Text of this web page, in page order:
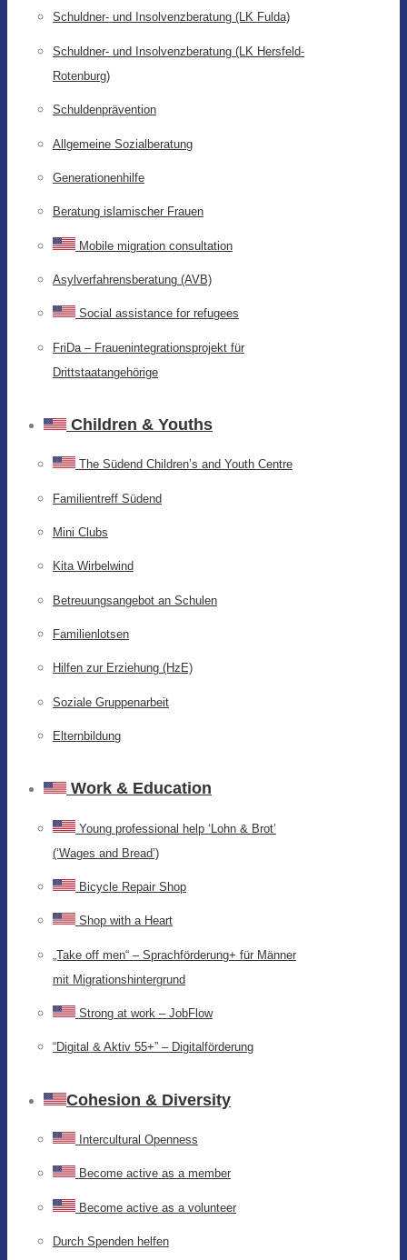
Schuldner- und Insolvenzberatung (LK Fulda)
Schuldner- und Insolvenzberatung (LK Hersfeld-
Rotenburg)
Schuldenprävention
Allgemeine Sozialberatung
Generationenhilfe
Beratung islamischer Frauen
Mobile migration consultation
Asylverfahrensberatung (AVB)
Social assistance for refugees
FriDa – Frauenintegrationsprojekt für
Drittstaatangehörige
Children & Youths
The Südend Children’s and Youth Centre
Familientreff Südend
Mini Clubs
Kita Wirbelwind
Betreuungsangebot an Schulen
Familienlotsen
Hilfen zur Erziehung (HzE)
Soziale Gruppenarbeit
Elternbildung
Work & Education
Young professional help ‘Lohn & Brot’
(‘Wages and Bread’)
Bicycle Repair Shop
Shop with a Heart
„Take off men“ – Sprachförderung+ für Männer
mit Migrationshintergrund
Strong at work – JobFlow
“Digital & Aktiv 55+” – Digitalförderung
Cohesion & Diversity
Intercultural Openness
Become active as a member
Become active as a volunteer
Durch Spenden helfen